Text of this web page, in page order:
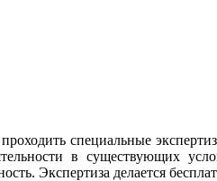
специальные
в существующих
Экспертиза делается